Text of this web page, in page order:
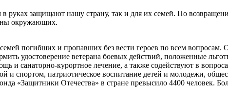
руках защищают нашу страну, так и для их семей. По
окружающих.
погибших и пропавших без вести героев по всем вопросам.
удостоверение ветерана боевых действий, положенные
санаторно-курортное лечение, а также содействуют в
и спортом, патриотическое воспитание детей и молодежи,
«Защитники Отечества» в стране превысило 4400 человек.